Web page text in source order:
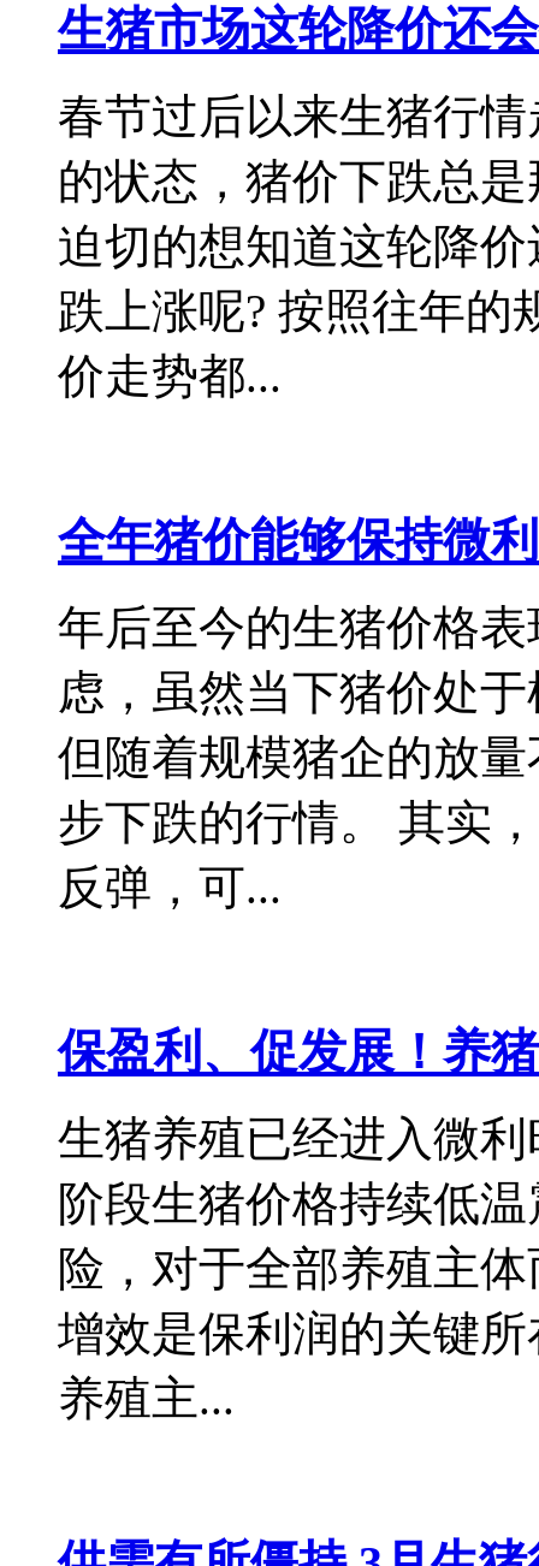
生猪市场这轮降价还
春节过后以来生猪行
的状态，猪价下跌总
迫切的想知道这轮降
跌上涨呢? 按照往年的
价走势都...
全年猪价能够保持微
年后至今的生猪价格
虑，虽然当下猪价处
但随着规模猪企的放
步下跌的行情。 其实
反弹，可...
保盈利、促发展！养
生猪养殖已经进入微
阶段生猪价格持续低
险，对于全部养殖主
增效是保利润的关键
养殖主...